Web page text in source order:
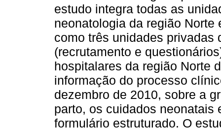
estudo integra todas as
neonatologia da região Norte
como três unidades privadas
(recrutamento e
hospitalares da região Norte
informação do processo
dezembro de 2010, sobre a
parto, os cuidados neonatais
formulário estruturado. O